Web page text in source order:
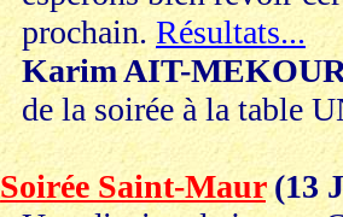
prochain. Résultats...
Karim AIT-
de la soirée à la table
Soirée Saint-Maur(13